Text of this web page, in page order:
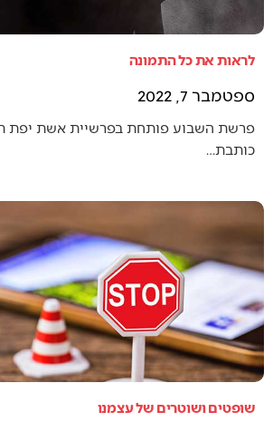
לראות את כל התמונה
ספטמבר 7, 2022
פרשת השבוע פותחת בפרשיית אשת יפת
כותבת…
שופטים ושוטרים של עצמנו